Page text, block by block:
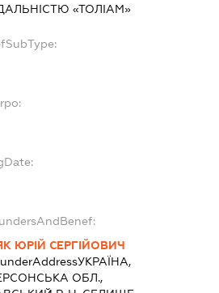
«ТОЛІАМ»
ЮРІЙ СЕРГІЙОВИЧ
УКРАЇНА,
ОБЛ.,